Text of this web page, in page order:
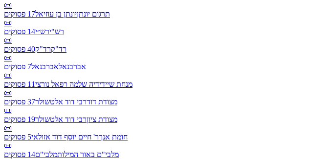
📜
תרגום יונתןיונתן בן עוזיאל17 פסוקים
📜
רש"ירש״י14 פסוקים
📜
רד"קרד"ק40 פסוקים
📜
אברבנאלאברבנאל7 פסוקים
📜
מנחת שיידידיה שלמה רפאל נורצי11 פסוקים
📜
מצודת דודרבי דוד אלטשולר37 פסוקים
📜
מצודת ציוןרבי דוד אלטשולר19 פסוקים
📜
חומת אנךר' חיים יוסף דוד אזולאי5 פסוקים
📜
מלבי"ם באור המילותמלבי"ם14 פסוקים